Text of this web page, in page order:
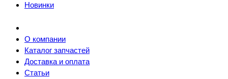
Новинки
О компании
Каталог запчастей
Доставка и оплата
Статьи